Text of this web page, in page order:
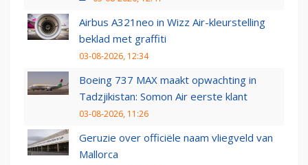
Airbus A321neo in Wizz Air-kleurstelling
beklad met graffiti
03-08-2026, 12:34
Boeing 737 MAX maakt opwachting in
Tadzjikistan: Somon Air eerste klant
03-08-2026, 11:26
Geruzie over officiële naam vliegveld van
Mallorca